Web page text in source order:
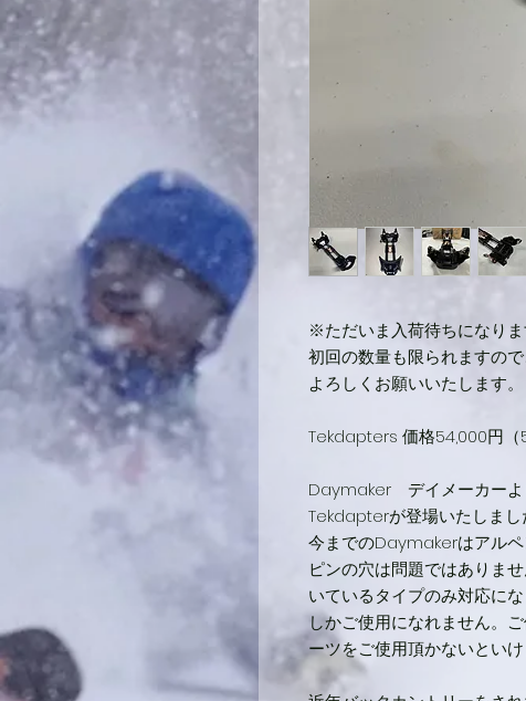
※ただいま入荷待ちになりま
初回の数量も限られますの
よろしくお願いいたします。
Tekdapters 価格54,000円
Daymaker デイメーカーよ
Tekdapterが登場いたしまし
今までのDaymakerはアル
ピンの穴は問題ではありま
いているタイプのみ対応に
しかご使用になれません。
ーツをご使用頂かないといけ